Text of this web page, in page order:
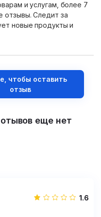
и услугам, более 7
отзывы. Следит за
новые продукты и
чтобы оставить
отзыв
еще нет
1.6